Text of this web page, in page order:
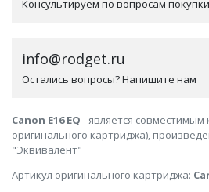
Консультируем по вопросам покупки
info@rodget.ru
Остались вопросы? Напишите нам
Canon E16 EQ - является
оригинального картриджа),
"Эквивалент"
Артикул оригинального картриджа: